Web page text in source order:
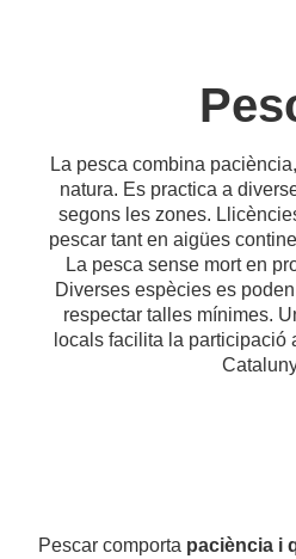
La pesca combina
natura. Es practica a
segons les zones.
pescar tant en aigües
La pesca sense mort en
Diverses espècies es
respectar talles mínimes.
locals facilita la participació
Pescar comporta paciència i